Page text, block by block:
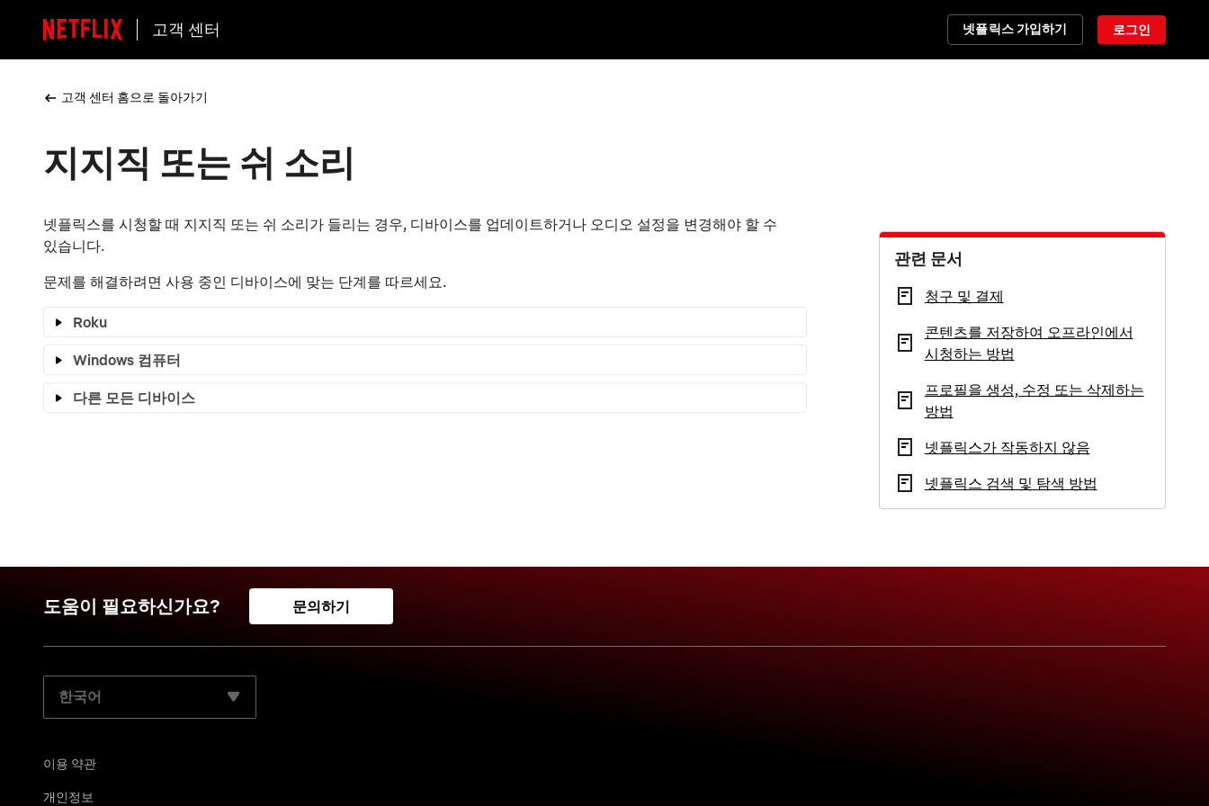
고객 센터 넷플릭스 가입하기 로그인
고객 센터 홈으로 돌아가기
지지직 또는 쉬 소리
넷플릭스를 시청할 때 지지직 또는 쉬 소리가 들리는 경우, 디바이스를 업데이트하거나 오디오 설정을 변경해야 할 수
있습니다.
문제를 해결하려면 사용 중인 디바이스에 맞는 단계를 따르세요.
Roku
Windows 컴퓨터
다른 모든 디바이스
관련 문서
청구 및 결제
콘텐츠를 저장하여 오프라인에서
시청하는 방법
프로필을 생성, 수정 또는 삭제하는
방법
넷플릭스가 작동하지 않음
넷플릭스 검색 및 탐색 방법
도움이 필요하신가요? 문의하기
기본 언어 선택:
이용 약관
개인정보